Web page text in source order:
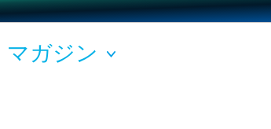
マガジン